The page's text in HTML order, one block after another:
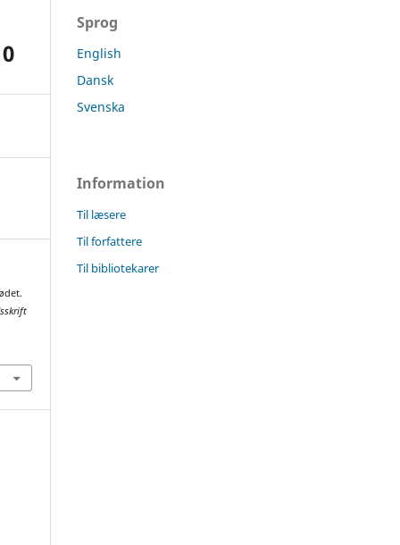
Sprog
English
Dansk
Svenska
Information
Til læsere
Til forfattere
Til bibliotekarer